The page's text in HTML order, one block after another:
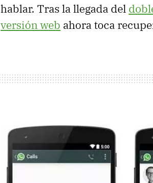
hablar. Tras la llegada del
versión web ahora toca